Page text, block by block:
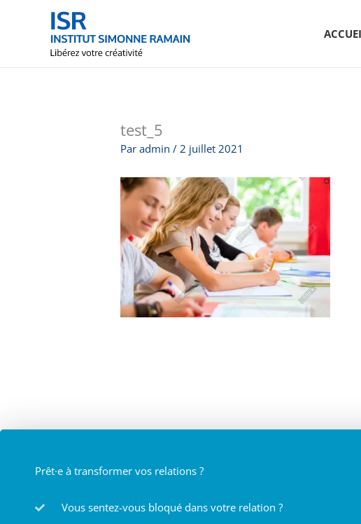
test_5
Paradmin/2 juillet 2021
Prêt·e à transformer vos relations ?
Vous sentez-vous bloqué dans votre relation ?